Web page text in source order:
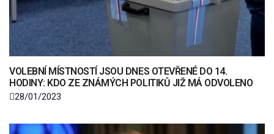
VOLEBNÍ MÍSTNOSTÍ JSOU DNES OTEVŘENÉ DO 14.
HODINY: KDO ZE ZNÁMÝCH POLITIKŮ JIŽ MÁ ODVOLENO
28/01/2023